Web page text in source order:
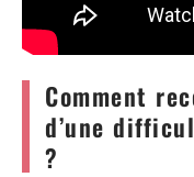
Comment
d’une
?